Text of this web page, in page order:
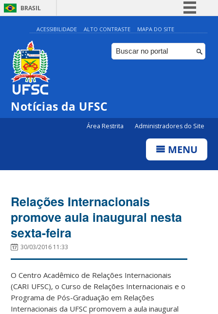
BRASIL
Simplifique!
Comunica BR
Participe
ACESSIBILIDADE ALTO CONTRASTE MAPA DO SITE
Notícias da UFSC
Área Restrita Administradores do Site
MENU
Relações Internacionais
promove aula inaugural nesta
sexta-feira
30/03/2016 11:33
O Centro Acadêmico de Relações Internacionais
(CARI UFSC), o Curso de Relações Internacionais e o
Programa de Pós-Graduação em Relações
Internacionais da UFSC promovem a aula inaugural